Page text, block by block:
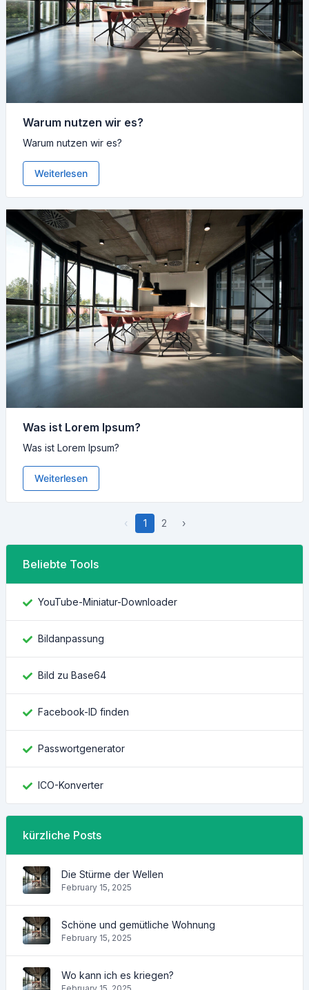
Warum nutzen wir es?
Warum nutzen wir es?
Weiterlesen
Was ist Lorem Ipsum?
Was ist Lorem Ipsum?
Weiterlesen
‹ 1 2 ›
Beliebte Tools
YouTube-Miniatur-Downloader
Bildanpassung
Bild zu Base64
Facebook-ID finden
Passwortgenerator
ICO-Konverter
kürzliche Posts
Die Stürme der Wellen
February 15, 2025
Schöne und gemütliche Wohnung
February 15, 2025
Wo kann ich es kriegen?